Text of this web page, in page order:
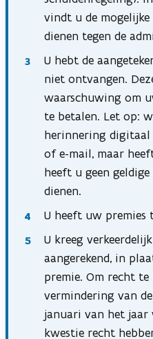
vindt u de
dienen tegen de
U hebt de
niet ontvangen.
waarschuwing om
te betalen. Let op:
herinnering
of e-mail, maar
heeft u geen
dienen.
U heeft uw
U kreeg
aangerekend, in
premie. Om recht te
vermindering van
januari van het
kwestie recht